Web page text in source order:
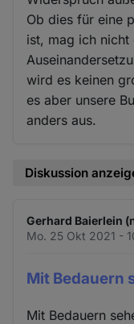
Ob dies für eine
ist, mag ich nicht
wird es keinen
es aber unsere
anders aus.
Diskussion
Gerhard Baierlein
Mo. 25 Okt 2021 -
Mit Bedauern
Mit Bedauern